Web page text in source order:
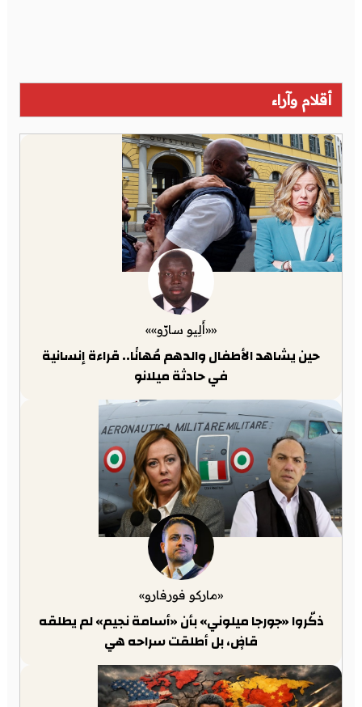
أقلام وآراء
««أَلِيو سارّو»»
حين يشاهد الأطفال والدهم مُهانًا.. قراءة إنسانية
في حادثة ميلانو
«ماركو فورفارو»
ذكّروا «جورجا ميلوني» بأن «أسامة نجيم» لم يطلقه
قاضٍ، بل أطلقت سراحه هي